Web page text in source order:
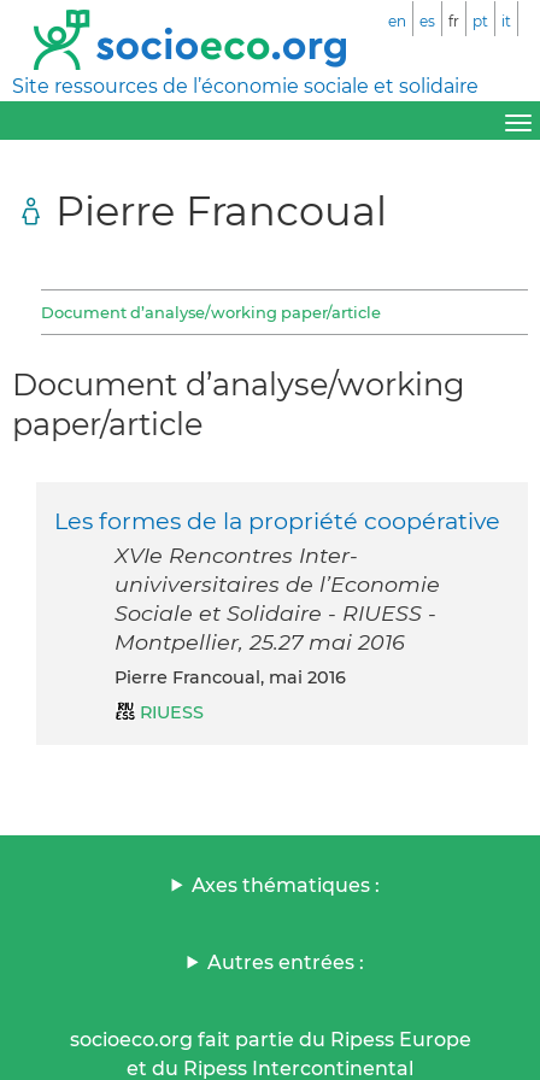
Site ressources de l’économie sociale et solidaire
en es fr pt it
Pierre Francoual
Document d’analyse/working paper/article
Document d’analyse/working
paper/article
Les formes de la propriété coopérative
XVIe Rencontres Inter-
univiversitaires de l’Economie
Sociale et Solidaire - RIUESS -
Montpellier, 25.27 mai 2016
Pierre Francoual, mai 2016
RIUESS
Axes thématiques :
Autres entrées :
socioeco.org fait partie du Ripess Europe
et du Ripess Intercontinental